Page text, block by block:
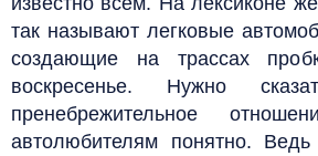
так называют легковые
создающие на трассах
воскресенье. Нужно
пренебрежительное
автолюбителям понятно.